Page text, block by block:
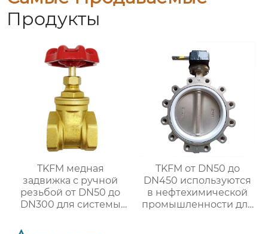
Продукты
TKFM медная
задвижка с ручной
резьбой от DN50 до
DN300 для системы
TKFM от DN50 до
DN450 используются
в нефтехимической
промышленности для